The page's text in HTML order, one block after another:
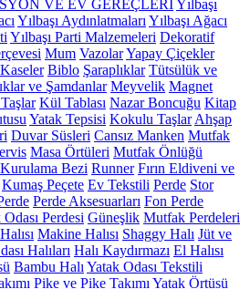
VE EV GEREÇLERİYılbaşı
Yılbaşı Aydınlatmaları Yılbaşı Ağacı
Yılbaşı Parti Malzemeleri Dekoratif
Mum VazolarYapay Çiçekler
Biblo Şaraplıklar Tütsülük ve
ve Şamdanlar Meyvelik Magnet
Kül Tablası Nazar Boncuğu Kitap
Yatak Tepsisi Kokulu Taşlar Ahşap
Duvar Süsleri Cansız Manken Mutfak
Masa Örtüleri Mutfak Önlüğü
Bezi Runner Fırın Eldiveni ve
Kumaş Peçete Ev Tekstili Perde Stor
Perde Aksesuarları Fon Perde
Perdesi Güneşlik Mutfak Perdeleri
Makine Halısı Shaggy Halı Jüt ve
Halıları Halı Kaydırmazı El Halısı
Bambu Halı Yatak Odası Tekstili
Pike ve Pike Takımı Yatak Örtüsü